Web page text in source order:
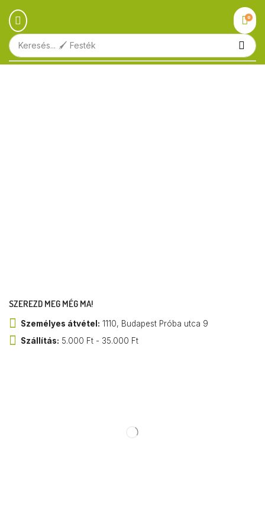
Keresés... 🖌️ Festék
0
SZEREZD MEG MÉG MA!
Személyes átvétel: 1110, Budapest Próba utca 9
Szállítás: 5.000 Ft - 35.000 Ft